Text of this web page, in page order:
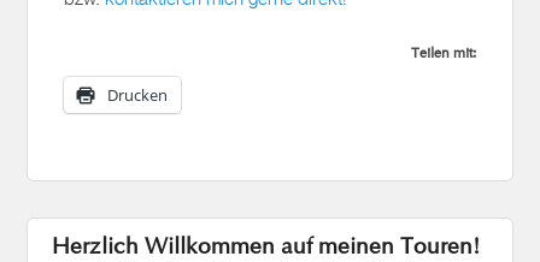
Teilen mit:
Drucken
Herzlich Willkommen auf meinen Touren!